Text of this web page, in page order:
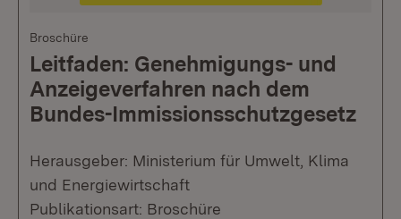
Broschüre
Leitfaden: Genehmigungs- und
Anzeigeverfahren nach dem
Bundes-Immissionsschutzgesetz
Herausgeber: Ministerium für Umwelt, Klima
und Energiewirtschaft
Publikationsart: Broschüre